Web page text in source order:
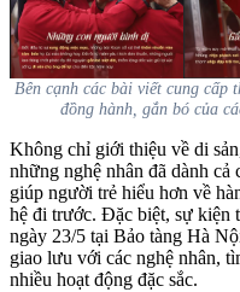
Bên cạnh các bài viết cung
đồng hành, gắn bó của
Không chỉ giới thiệu về di
những nghệ nhân đã dành
giúp người trẻ hiểu hơn về
hệ đi trước. Đặc biệt, sự kiện
ngày 23/5 tại Bảo tàng Hà
giao lưu với các nghệ nhân,
nhiều hoạt động đặc sắc.